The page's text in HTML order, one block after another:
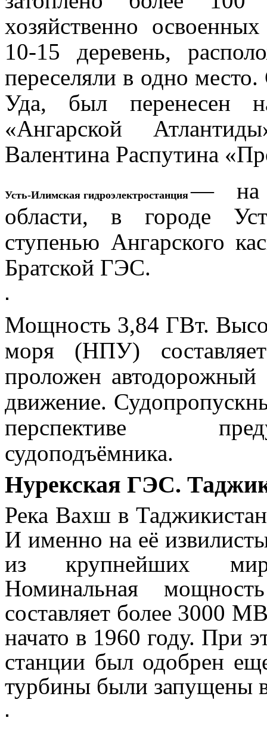
хозяйственно
10-15 деревень,
переселяли в одно
Уда, был перенесен
«Ангарской
Валентина Распутина
Усть-Илимская гидроэлектростанция — на
области, в городе
ступенью Ангарского
Братской ГЭС.
Мощность 3,84 ГВт.
моря (НПУ)
проложен автодорожный
движение.
перспективе
судоподъёмника.
Нурекская ГЭС.
Река Вахш в
И именно на её
из крупнейших
Номинальная
составляет более 3000
начато в 1960 году. При
станции был одобрен
турбины были запущены